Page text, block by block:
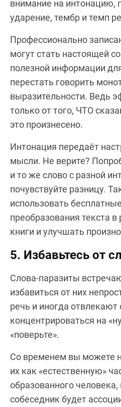
внимание на интонацию,
ударение, тембр и темп
Профессионально
могут стать настоящей
полезной информации
перестать говорить
выразительности. Ведь
только от того, ЧТО
это произнесено.
Интонация передаёт
мысли. Не верите?
и то же слово с разной
почувствуйте разницу.
использовать
преобразования текста
книги и улучшать
5. Избавьтесь от
Слова-паразиты
избавиться от них
речь и иногда отвлекают
концентрироваться на
«поверьте».
Со временем вы можете
их как «естественную»
образованного
собеседник будет